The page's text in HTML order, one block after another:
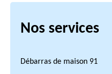
Nos services
Débarras de maison 91